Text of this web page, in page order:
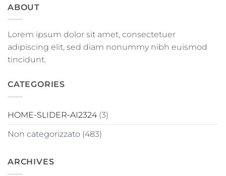
ABOUT
Lorem ipsum dolor sit amet, consectetuer
adipiscing elit, sed diam nonummy nibh euismod
tincidunt.
CATEGORIES
HOME-SLIDER-AI2324(3)
Non categorizzato (483)
ARCHIVES